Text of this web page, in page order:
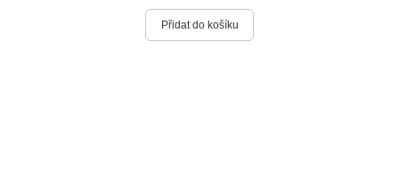
Přidat do košíku